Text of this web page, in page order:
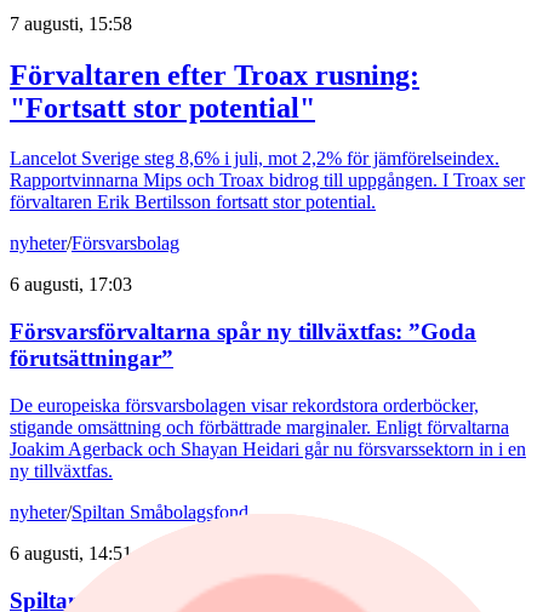
7 augusti, 15:58
Förvaltaren efter Troax rusning:
"Fortsatt stor potential"
Lancelot Sverige steg 8,6% i juli, mot 2,2% för jämförelseindex.
Rapportvinnarna Mips och Troax bidrog till uppgången. I Troax ser
förvaltaren Erik Bertilsson fortsatt stor potential.
nyheter/Försvarsbolag
6 augusti, 17:03
Försvarsförvaltarna spår ny tillväxtfas: ”Goda
förutsättningar”
De europeiska försvarsbolagen visar rekordstora orderböcker,
stigande omsättning och förbättrade marginaler. Enligt förvaltarna
Joakim Agerback och Shayan Heidari går nu försvarssektorn in i en
ny tillväxtfas.
nyheter/Spiltan Småbolagsfond
6 augusti, 14:51
Spiltan Småbolagsfond lyfte i juli – tar in